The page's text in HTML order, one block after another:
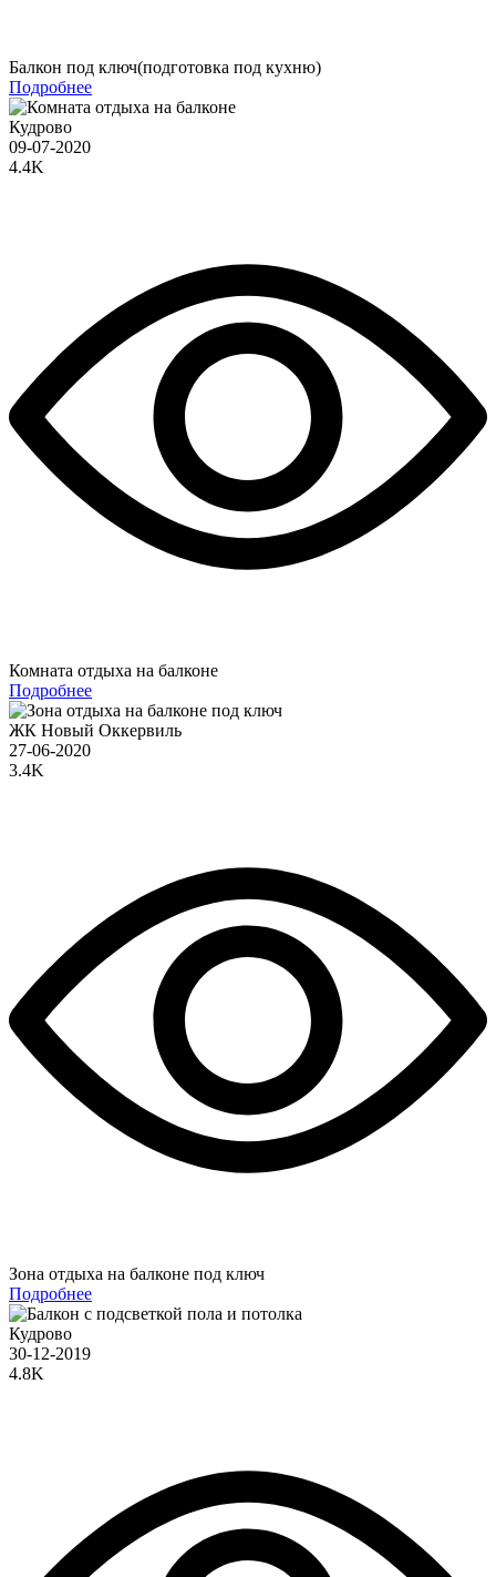
Балкон под ключ(подготовка под кухню)
Подробнее
Кудрово
09-07-2020
4.4K
Комната отдыха на балконе
Подробнее
ЖК Новый Оккервиль
27-06-2020
3.4K
Зона отдыха на балконе под ключ
Подробнее
Кудрово
30-12-2019
4.8K